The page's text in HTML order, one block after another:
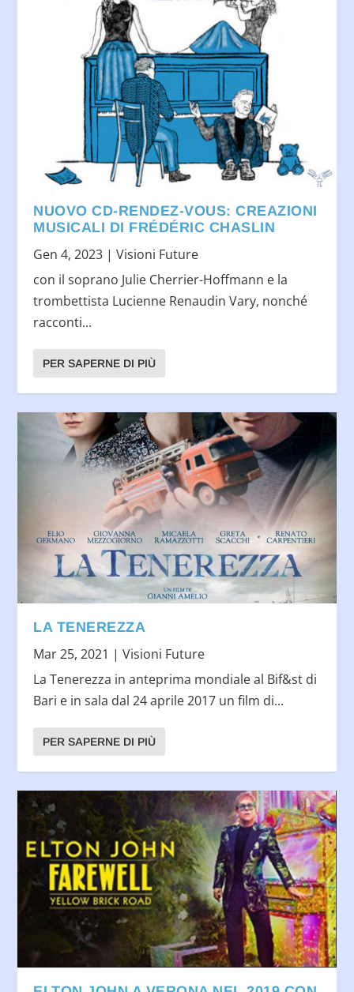
NUOVO CD-RENDEZ-VOUS: CREAZIONI
MUSICALI DI FRÉDÉRIC CHASLIN
Gen 4, 2023 |Visioni Future
con il soprano Julie Cherrier-Hoffmann e la
trombettista Lucienne Renaudin Vary, nonché
racconti...
PER SAPERNE DI PIÙ
LA TENEREZZA
Mar 25, 2021 |Visioni Future
La Tenerezza in anteprima mondiale al Bif&st di
Bari e in sala dal 24 aprile 2017 un film di...
PER SAPERNE DI PIÙ